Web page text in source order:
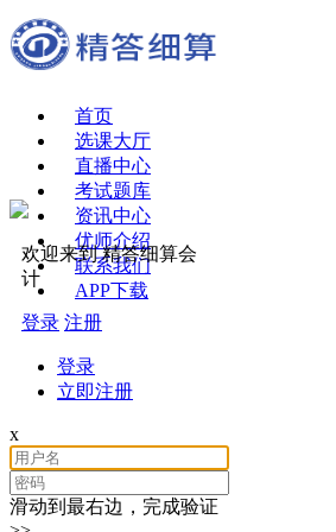
首页
选课大厅
直播中心
考试题库
资讯中心
优师介绍
联系我们
APP下载
欢迎来到 精答细算会
计
登录 注册
登录
立即注册
x
滑动到最右边，完成验证